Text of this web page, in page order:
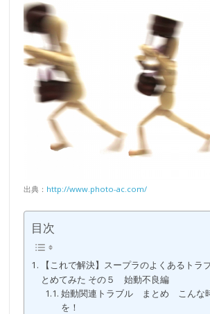
出典： http://www.photo-ac.com/
目次
【これで解決】スープラのよくあるトラ
とめてみた その５ 始動不良編
始動関連トラブル まとめ こんな
を！